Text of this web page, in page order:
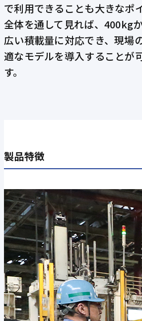
で利用できることも大きなポ
全体を通して見れば、400kg
広い積載量に対応でき、現場
適なモデルを導入することが
す。
製品特徴